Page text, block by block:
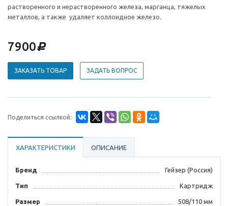
растворенного и нерастворенного железа, марганца, тяжелых
металлов, а также удаляет коллоидное железо.
7900d
ЗАКАЗАТЬ ТОВАР ЗАДАТЬ ВОПРОС
Поделиться ссылкой:
ХАРАКТЕРИСТИКИ ОПИСАНИЕ
Бренд Гейзер (Россия)
Тип Картридж
Размер 508/110 мм